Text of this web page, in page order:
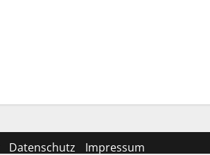
Datenschutz Impressum